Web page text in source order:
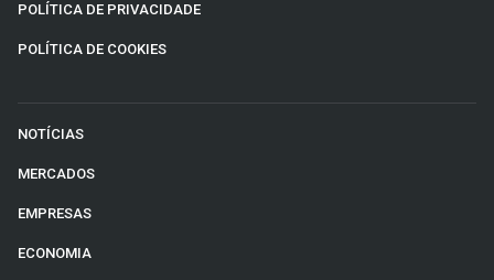
POLÍTICA DE PRIVACIDADE
POLÍTICA DE COOKIES
NOTÍCIAS
MERCADOS
EMPRESAS
ECONOMIA